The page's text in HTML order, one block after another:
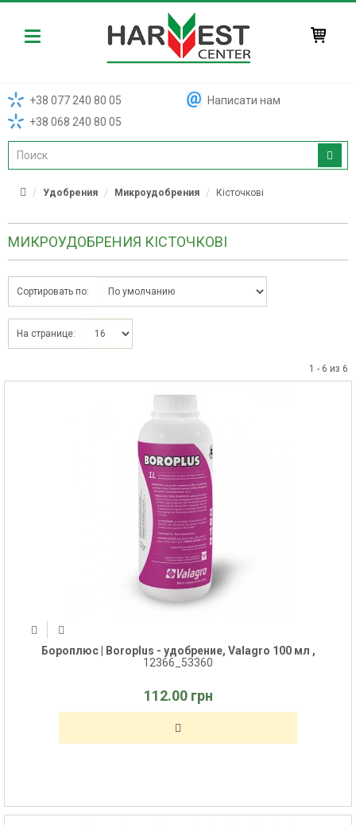
Harvest
+38 077 240 80 05
+38 068 240 80 05
Написати нам
Удобрения Микроудобрения Кісточкові
МИКРОУДОБРЕНИЯ КІСТОЧКОВІ
Сортировать по:
На странице:
1 - 6 из 6
Бороплюс | Boroplus - удобрение, Valagro 100 мл ,
12366_53360
112.00 грн